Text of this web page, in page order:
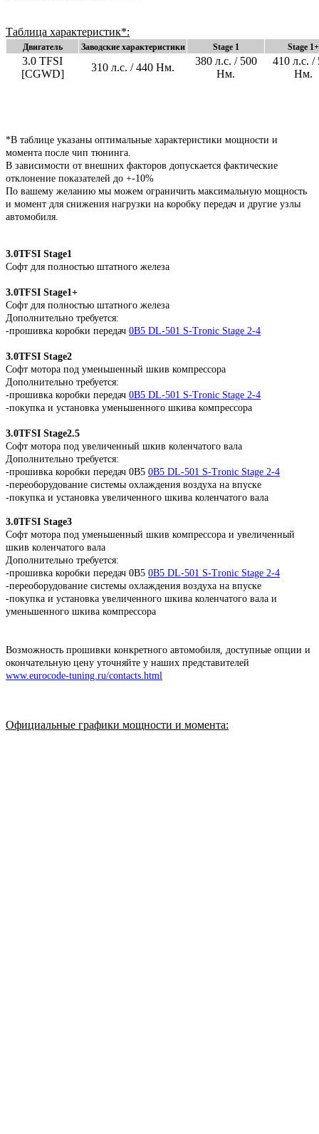
Таблица характеристик*:
Двигатель Заводские характеристики Stage 1 Stage 1+
3.0 TFSI
[CGWD]
310 л.с. / 440 Нм.
380 л.с. / 500
Нм.
410 л.с. /
Нм.
*В таблице указаны оптимальные характеристики мощности и
момента после чип тюнинга.
В зависимости от внешних факторов допускается фактические
отклонение показателей до +-10%
По вашему желанию мы можем ограничить максимальную мощность
и момент для снижения нагрузки на коробку передач и другие узлы
автомобиля.
3.0TFSI Stage1
Софт для полностью штатного железа
3.0TFSI Stage1+
Софт для полностью штатного железа
Дополнительно требуется:
-прошивка коробки передач 0B5 DL-501 S-Tronic Stage 2-4
3.0TFSI Stage2
Софт мотора под уменьшенный шкив компрессора
Дополнительно требуется:
-прошивка коробки передач 0B5 DL-501 S-Tronic Stage 2-4
-покупка и установка уменьшенного шкива компрессора
3.0TFSI Stage2.5
Софт мотора под увеличенный шкив коленчатого вала
Дополнительно требуется:
-прошивка коробки передач 0B5 0B5 DL-501 S-Tronic Stage 2-4
-переоборудование системы охлаждения воздуха на впуске
-покупка и установка увеличенного шкива коленчатого вала
3.0TFSI Stage3
Софт мотора под уменьшенный шкив компрессора и увеличенный
шкив коленчатого вала
Дополнительно требуется:
-прошивка коробки передач 0B5 0B5 DL-501 S-Tronic Stage 2-4
-переоборудование системы охлаждения воздуха на впуске
-покупка и установка увеличенного шкива коленчатого вала и
уменьшенного шкива компрессора
Возможность прошивки конкретного автомобиля, доступные опции и
окончательную цену уточняйте у наших представителей
www.eurocode-tuning.ru/contacts.html
Официальные графики мощности и момента: